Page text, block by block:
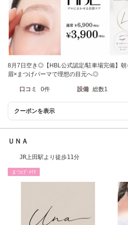
8月7日空き◎【HBL公式認定/駐車場完備】朝
眉×まつげパーマで理想の目元へ◎
口コミ 0件 設備 総数1
クーポンを表示
ＵＮＡ
JR上田駅より徒歩11分
まつげ･ﾒｲｸ